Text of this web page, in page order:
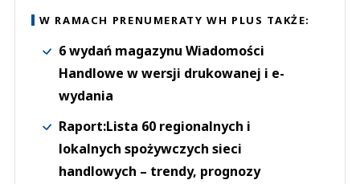
W RAMACH PRENUMERATY WH PLUS TAKŻE:
6 wydań magazynu Wiadomości
Handlowe w wersji drukowanej i e-
wydania
Raport:Lista 60 regionalnych i
lokalnych spożywczych sieci
handlowych – trendy, prognozy